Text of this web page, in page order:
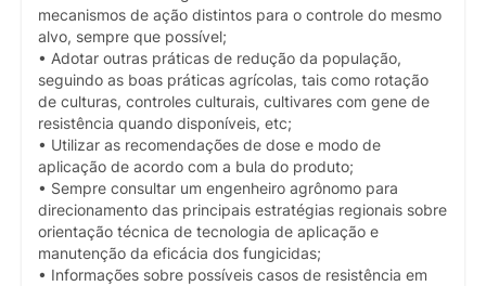
mecanismos de ação distintos para o controle do mesmo
alvo, sempre que possível;
• Adotar outras práticas de redução da população,
seguindo as boas práticas agrícolas, tais como rotação
de culturas, controles culturais, cultivares com gene de
resistência quando disponíveis, etc;
• Utilizar as recomendações de dose e modo de
aplicação de acordo com a bula do produto;
• Sempre consultar um engenheiro agrônomo para
direcionamento das principais estratégias regionais sobre
orientação técnica de tecnologia de aplicação e
manutenção da eficácia dos fungicidas;
• Informações sobre possíveis casos de resistência em